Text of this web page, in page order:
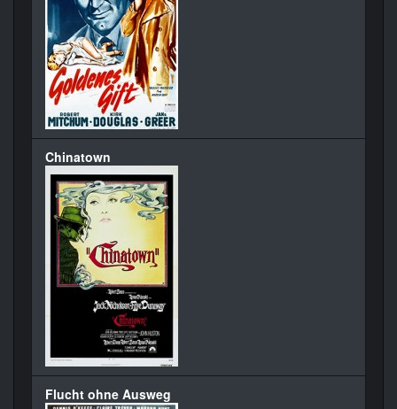
Chinatown
Flucht ohne Ausweg